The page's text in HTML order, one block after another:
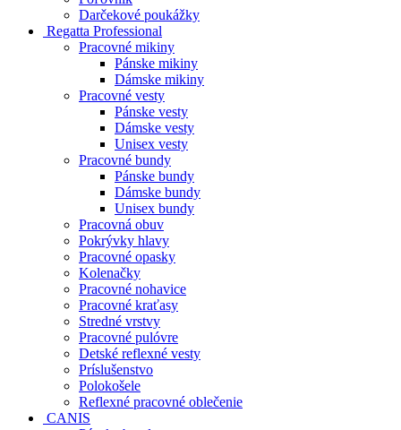
Darčekové poukážky
Regatta Professional
Pracovné mikiny
Pánske mikiny
Dámske mikiny
Pracovné vesty
Pánske vesty
Dámske vesty
Unisex vesty
Pracovné bundy
Pánske bundy
Dámske bundy
Unisex bundy
Pracovná obuv
Pokrývky hlavy
Pracovné opasky
Kolenačky
Pracovné nohavice
Pracovné kraťasy
Stredné vrstvy
Pracovné pulóvre
Detské reflexné vesty
Príslušenstvo
Polokošele
Reflexné pracovné oblečenie
CANIS